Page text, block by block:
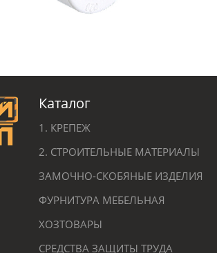
Каталог
1. КРЕПЕЖ
2. СТРОИТЕЛЬНЫЕ МАТЕРИАЛЫ
ЗАМОЧНО-СКОБЯНЫЕ ИЗДЕЛИЯ
ФУРНИТУРА МЕБЕЛЬНАЯ
ХОЗТОВАРЫ
СРЕДСТВА ЗАЩИТЫ ТРУДА